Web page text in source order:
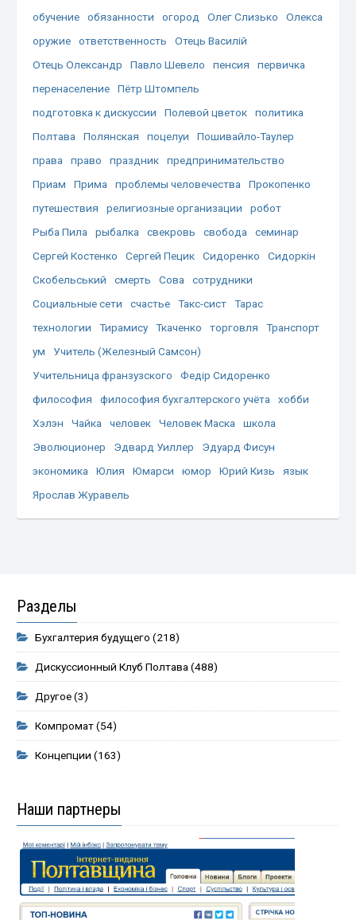
обучение
обязанности огород Олег Слизько
Олекса
оружие
ответственность
Отець Василій
Отець Олександр
Павло Шевело пенсия
первичка
перенаселение
Пётр Штомпель
подготовка к дискуссии
Полевой цветок
политика
Полтава
Полянская поцелуи
Пошивайло-Таулер
права
право праздник
предпринимательство
Приам
Прима проблемы человечества
Прокопенко
путешествия
религиозные организации
робот
Рыба Пила
рыбалка свекровь свобода
семинар
Сергей Костенко
Сергей Пецик Сидоренко
Сидоркін
Скобельський
смерть Сова
сотрудники
Социальные сети
счастье Такс-сист
Тарас
технологии
Тирамису Ткаченко торговля
Транспорт
ум
Учитель (Железный Самсон)
Учительница франзузского
Федір Сидоренко
философия
философия бухгалтерского учёта
хобби
Хэлэн
Чайка человек Человек Маска
школа
Эволюционер
Эдвард Уиллер
Эдуард Фисун
экономика
Юлия Юмарси юмор Юрий Кизь
язык
Ярослав Журавель
Разделы
Бухгалтерия будущего (218)
Дискуссионный Клуб Полтава (488)
Другое(3)
Компромат(54)
Концепции (163)
Наши партнеры